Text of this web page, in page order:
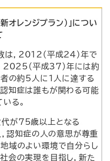
オレンジプラン）」につい
は，2012（平成24）年で
2025（平成37）年には約
の約5人に1人に達する
知症は誰もが関わる可能
る。
代が75歳以上となる
認知症の人の意思が尊重
域のよい環境で自分らし
会の実現を目指し，新た